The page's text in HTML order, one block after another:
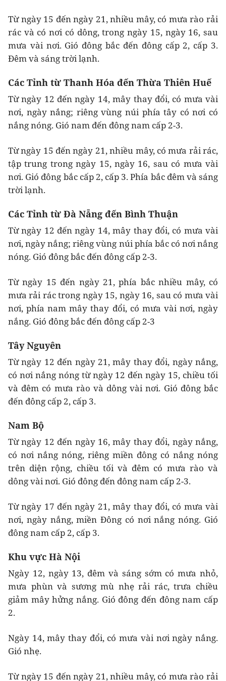
Từ ngày 15 đến ngày 21, nhiều mây, có mưa rào rải
rác và có nơi có dông, trong ngày 15, ngày 16, sau
mưa vài nơi. Gió đông bắc đến đông cấp 2, cấp 3.
Đêm và sáng trời lạnh.
Các Tỉnh từ Thanh Hóa đến Thừa Thiên Huế
Từ ngày 12 đến ngày 14, mây thay đổi, có mưa vài
nơi, ngày nắng; riêng vùng núi phía tây có nơi có
nắng nóng. Gió nam đến đông nam cấp 2-3.
Từ ngày 15 đến ngày 21, nhiều mây, có mưa rải rác,
tập trung trong ngày 15, ngày 16, sau có mưa vài
nơi. Gió đông bắc cấp 2, cấp 3. Phía bắc đêm và sáng
trời lạnh.
Các Tỉnh từ Đà Nẵng đến Bình Thuận
Từ ngày 12 đến ngày 14, mây thay đổi, có mưa vài
nơi, ngày nắng; riêng vùng núi phía bắc có nơi nắng
nóng. Gió đông bắc đến đông cấp 2-3.
Từ ngày 15 đến ngày 21, phía bắc nhiều mây, có
mưa rải rác trong ngày 15, ngày 16, sau có mưa vài
nơi, phía nam mây thay đổi, có mưa vài nơi, ngày
nắng. Gió đông bắc đến đông cấp 2-3
Tây Nguyên
Từ ngày 12 đến ngày 21, mây thay đổi, ngày nắng,
có nơi nắng nóng từ ngày 12 đến ngày 15, chiều tối
và đêm có mưa rào và dông vài nơi. Gió đông bắc
đến đông cấp 2, cấp 3.
Nam Bộ
Từ ngày 12 đến ngày 16, mây thay đổi, ngày nắng,
có nơi nắng nóng, riêng miền đông có nắng nóng
trên diện rộng, chiều tối và đêm có mưa rào và
dông vài nơi. Gió đông đến đông nam cấp 2-3.
Từ ngày 17 đến ngày 21, mây thay đổi, có mưa vài
nơi, ngày nắng, miền Đông có nơi nắng nóng. Gió
đông nam cấp 2, cấp 3.
Khu vực Hà Nội
Ngày 12, ngày 13, đêm và sáng sớm có mưa nhỏ,
mưa phùn và sương mù nhẹ rải rác, trưa chiều
giảm mây hửng nắng. Gió đông đến đông nam cấp
2.
Ngày 14, mây thay đổi, có mưa vài nơi ngày nắng.
Gió nhẹ.
Từ ngày 15 đến ngày 21, nhiều mây, có mưa rào rải